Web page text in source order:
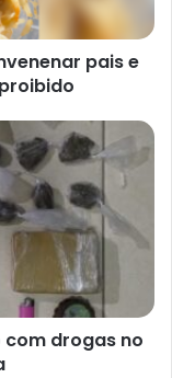
pais e
com drogas no